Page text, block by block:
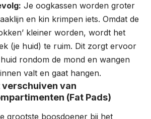
Je oogkassen worden groter
en kin krimpen iets. Omdat de
kleiner worden, wordt het
(je huid) te ruim. Dit zorgt ervoor
rondom de mond en wangen
valt en gaat hangen.
verschuiven van
(Fat Pads)
grootste boosdoener bij het